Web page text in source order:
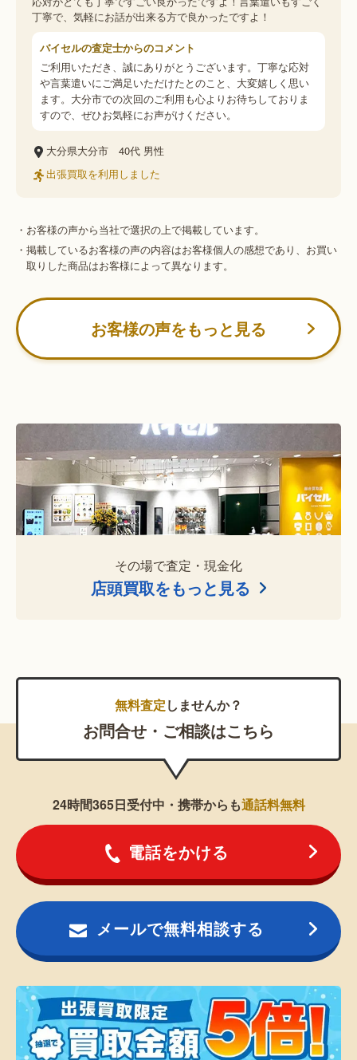
丁寧で、気軽にお話が出来る方で良かったですよ！
バイセルの査定士からのコメント
ご利用いただき、誠にありがとうございます。丁寧な応対
や言葉遣いにご満足いただけたとのこと、大変嬉しく思い
ます。大分市での次回のご利用も心よりお待ちしておりま
すので、ぜひお気軽にお声がけください。
大分県大分市 40代 男性
出張買取を利用しました
・お客様の声から当社で選択の上で掲載しています。
・掲載しているお客様の声の内容はお客様個人の感想であり、お買い
取りした商品はお客様によって異なります。
お客様の声をもっと見る
その場で査定・現金化
店頭買取をもっと見る
無料査定しませんか？
お問合せ・ご相談はこちら
24時間365日受付中・携帯からも通話料無料
電話をかける
メールで無料相談する